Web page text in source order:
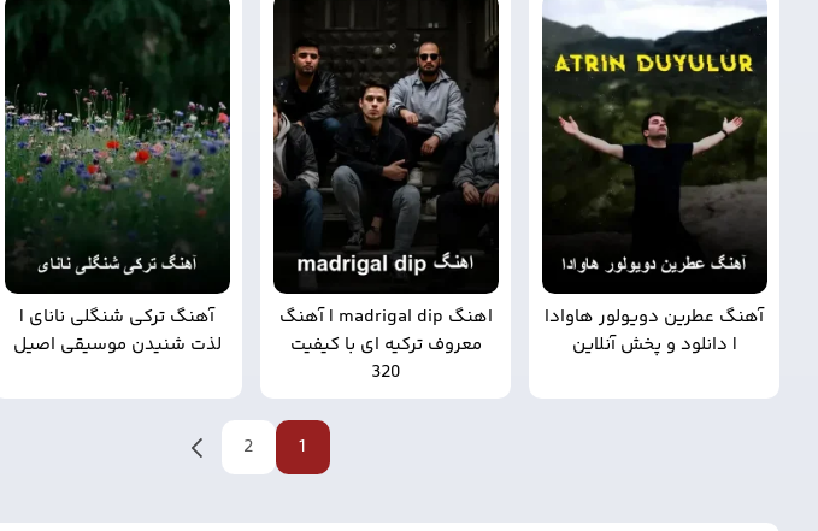
آهنگ عطرین دویولور هاوادا
| دانلود و پخش آنلاین
اهنگ madrigal dip | آهنگ
معروف ترکیه ای با کیفیت
320
آهنگ ترکی شنگلی نانای |
لذت شنیدن موسیقی اصیل
1
2